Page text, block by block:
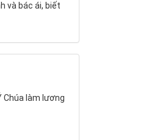
và bác ái, biết
Chúa làm lương